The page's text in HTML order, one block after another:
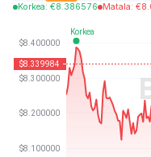
Korkea: €8.386576 Matala: €